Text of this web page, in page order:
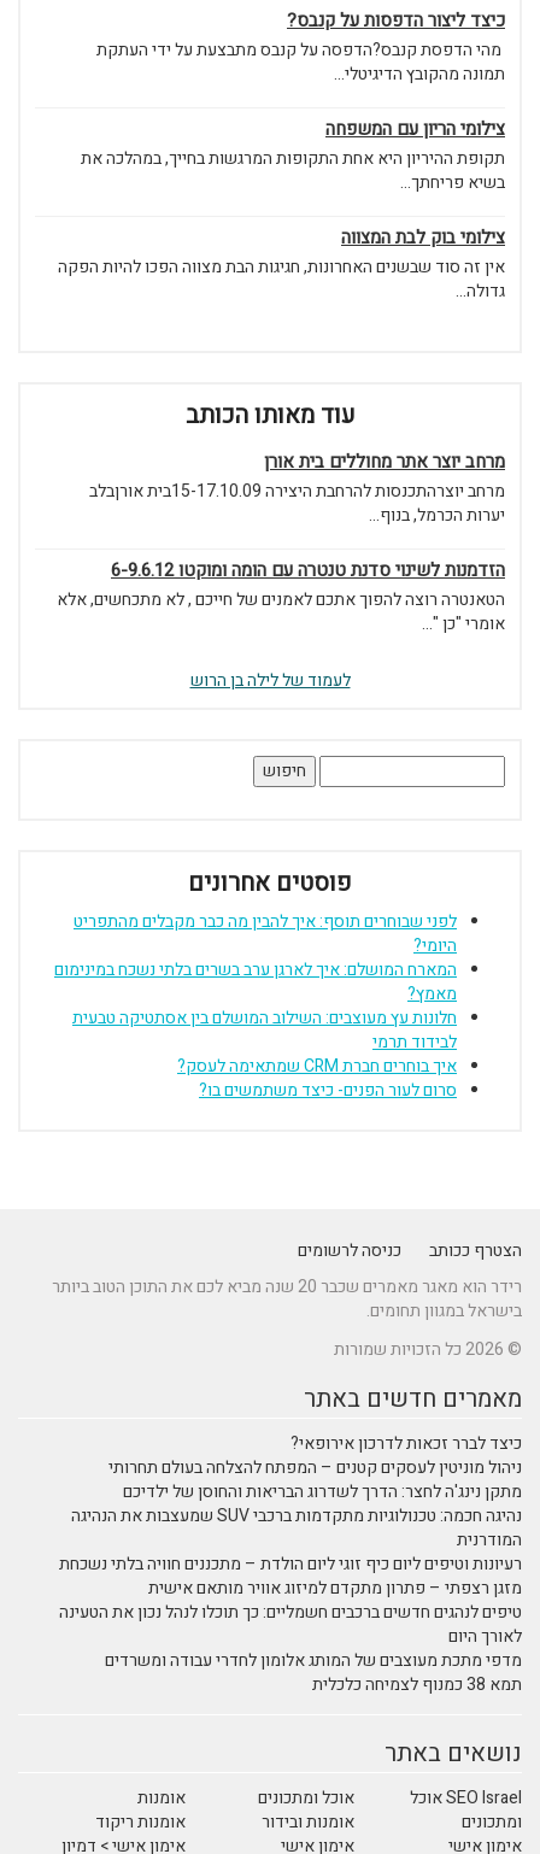
כיצד ליצור הדפסות על קנבס?
מהי הדפסת קנבס?הדפסה על קנבס מתבצעת על ידי העתקת
תמונה מהקובץ הדיגיטלי...
צילומי הריון עם המשפחה
תקופת ההיריון היא אחת התקופות המרגשות בחייך, במהלכה את
בשיא פריחתך...
צילומי בוק לבת המצווה
אין זה סוד שבשנים האחרונות, חגיגות הבת מצווה הפכו להיות הפקה
גדולה...
עוד מאותו הכותב
מרחב יוצר אתר מחוללים בית אורן
מרחב יוצרהתכנסות להרחבת היצירה 15-17.10.09בית אורןבלב
יערות הכרמל, בנוף...
הזדמנות לשינוי סדנת טנטרה עם הומה ומוקטו 6-9.6.12
הטאנטרה רוצה להפוך אתכם לאמנים של חייכם , לא מתכחשים, אלא
אומרי "כן "...
לעמוד של לילה בן הרוש
פוסטים אחרונים
לפני שבוחרים תוסף: איך להבין מה כבר מקבלים מהתפריט
היומי?
המארח המושלם: איך לארגן ערב בשרים בלתי נשכח במינימום
מאמץ?
חלונות עץ מעוצבים: השילוב המושלם בין אסתטיקה טבעית
לבידוד תרמי
איך בוחרים חברת CRM שמתאימה לעסק?
סרום לעור הפנים- כיצד משתמשים בו?
הצטרף ככותב
כניסה לרשומים
רידר הוא מאגר מאמרים שכבר 20 שנה מביא לכם את התוכן הטוב ביותר
בישראל במגוון תחומים.
© 2026 כל הזכויות שמורות
מאמרים חדשים באתר
כיצד לברר זכאות לדרכון אירופאי?
ניהול מוניטין לעסקים קטנים – המפתח להצלחה בעולם תחרותי
מתקן נינג'ה לחצר: הדרך לשדרוג הבריאות והחוסן של ילדיכם
נהיגה חכמה: טכנולוגיות מתקדמות ברכבי SUV שמעצבות את הנהיגה
המודרנית
רעיונות וטיפים ליום כיף זוגי ליום הולדת – מתכננים חוויה בלתי נשכחת
מזגן רצפתי – פתרון מתקדם למיזוג אוויר מותאם אישית
טיפים לנהגים חדשים ברכבים חשמליים: כך תוכלו לנהל נכון את הטעינה
לאורך היום
מדפי מתכת מעוצבים של המותג אלומון לחדרי עבודה ומשרדים
תמא 38 כמנוף לצמיחה כלכלית
נושאים באתר
SEO Israel אוכל
ומתכונים
אוכל ומתכונים
אומנות
אומנות ובידור
אומנות ריקוד
אימון אישי
אימון אישי אימון אישי > דמיון